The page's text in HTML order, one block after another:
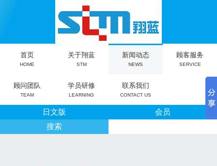
首页
HOME
关于翔蓝
STM
新闻动态
NEWS
顾客服务
SERVICE
顾问团队
TEAM
学员研修
LEARNING
联系我们
CONTACT US
日文版
会员
搜索